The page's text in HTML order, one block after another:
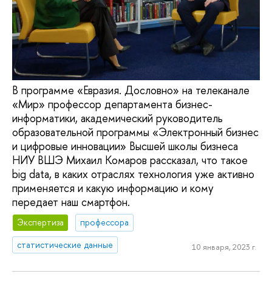
В программе «Евразия. Дословно» на телеканале
«Мир» профессор департамента бизнес-
информатики, академический руководитель
образовательной программы «Электронный бизнес
и цифровые инновации» Высшей школы бизнеса
НИУ ВШЭ Михаил Комаров рассказал, что такое
big data, в каких отраслях технология уже активно
применяется и какую информацию и кому
передает наш смартфон.
Экспертиза
профессора
статистические данные
10 января, 2023 г.